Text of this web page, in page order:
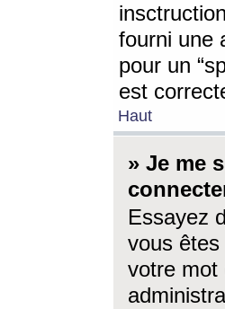
fourni une
pour un
est
Haut
» Je me
Essayez
vous êtes
votre mot